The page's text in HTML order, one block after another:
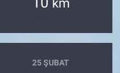
km
25 ŞUBAT